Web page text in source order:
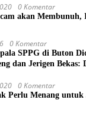
0 Komentar
akan Membunuh,
0 Komentar
SPPG di Buton
dan Jerigen
0 Komentar
Perlu Menang